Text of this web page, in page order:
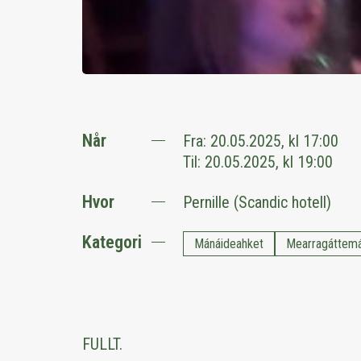
Når Fra: 20.05.2025, kl 17:00
Til: 20.05.2025, kl 19:00
Hvor Pernille (Scandic hotell)
Kategori Mánáideahket
FULLT.